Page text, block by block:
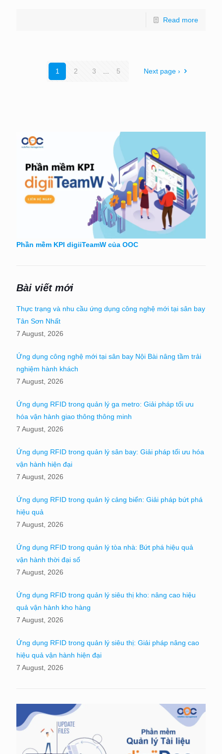
Read more
1 2 3 5 Next page ›
Phần mềm KPI digiiTeamW của OOC
Bài viết mới
Thực trạng và nhu cầu ứng dụng công nghệ mới tại sân bay
Tân Sơn Nhất
7 August, 2026
Ứng dụng công nghệ mới tại sân bay Nội Bài nâng tầm trải
nghiệm hành khách
7 August, 2026
Ứng dụng RFID trong quản lý ga metro: Giải pháp tối ưu
hóa vận hành giao thông thông minh
7 August, 2026
Ứng dụng RFID trong quản lý sân bay: Giải pháp tối ưu hóa
vận hành hiện đại
7 August, 2026
Ứng dụng RFID trong quản lý cảng biển: Giải pháp bứt phá
hiệu quả
7 August, 2026
Ứng dụng RFID trong quản lý tòa nhà: Bứt phá hiệu quả
vận hành thời đại số
7 August, 2026
Ứng dụng RFID trong quản lý siêu thị kho: nâng cao hiệu
quả vận hành kho hàng
7 August, 2026
Ứng dụng RFID trong quản lý siêu thị: Giải pháp nâng cao
hiệu quả vận hành hiện đại
7 August, 2026